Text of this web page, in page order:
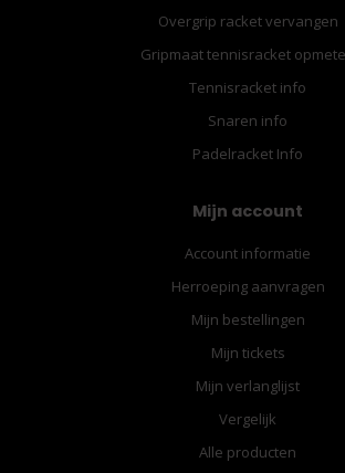
Overgrip racket vervangen
Gripmaat tennisracket
Tennisracket info
Snaren info
Padelracket Info
Mijn account
Account informatie
Herroeping aanvragen
Mijn bestellingen
Mijn tickets
Mijn verlanglijst
Vergelijk
Alle producten